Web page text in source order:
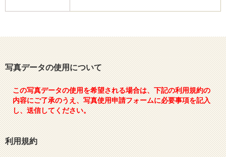
写真データの使用について
この写真データの使用を希望される場合は、下記の利用規約の
内容にご了承のうえ、写真使用申請フォームに必要事項を記入
し、送信してください。
利用規約